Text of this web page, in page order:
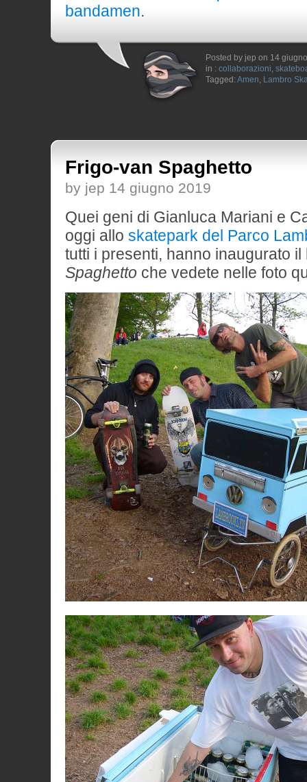
bandamen.
Posted by jep on 14
in : collaborazioni,
Tagged: Amen, Lambro
Frigo-van Spaghetto
by jep 14 giugno 2019
Quei geni di Gianluca Mariani e
oggi allo skatepark del Parco
tutti i presenti, hanno inaugurato
Spaghetto che vedete nelle foto